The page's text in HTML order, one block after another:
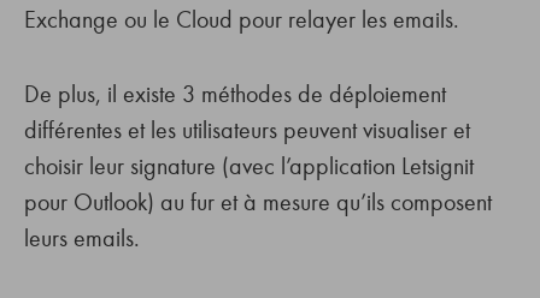
Exchange ou le Cloud pour relayer les emails.
De plus, il existe 3 méthodes de déploiement
différentes et les utilisateurs peuvent visualiser et
choisir leur signature (avec l’application Letsignit
pour Outlook) au fur et à mesure qu’ils composent
leurs emails.